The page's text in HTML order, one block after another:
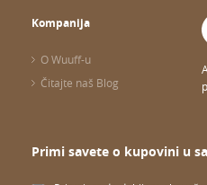
Kompanija
O Wuuff-u
Čitajte naš Blog
Primi savete o kupovini u